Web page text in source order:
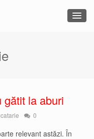
gătit la aburi
0
relevant astăzi. În